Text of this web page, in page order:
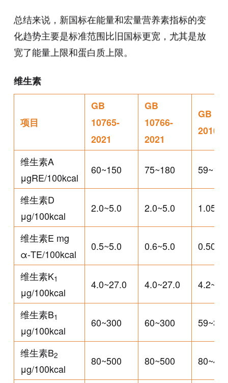
总结来说，新国标在能量和宏量营养素指标的变
化趋势主要是标准范围比旧国标更宽，尤其是放
宽了能量上限和蛋白质上限。
维生素
项目
GB
10765-
2021
GB
10766-
2021
GB
2010
维生素A
μgRE/100kcal
60~150 75~180 59~180
维生素D
μg/100kcal
2.0~5.0 2.0~5.0
维生素E mg
α-TE/100kcal
0.5~5.0 0.6~5.0
维生素K1
μg/100kcal
4.0~27.0 4.0~27.0
维生素B1
μg/100kcal
60~300 60~300 59~301
维生素B2
μg/100kcal
80~500 80~500 80~498